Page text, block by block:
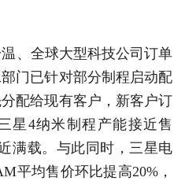
、全球大型科技公司订单
门已针对部分制程启动配
配给现有客户，新客户订
星4纳米制程产能接近售
满载。与此同时，三星电
平均售价环比提高20%，